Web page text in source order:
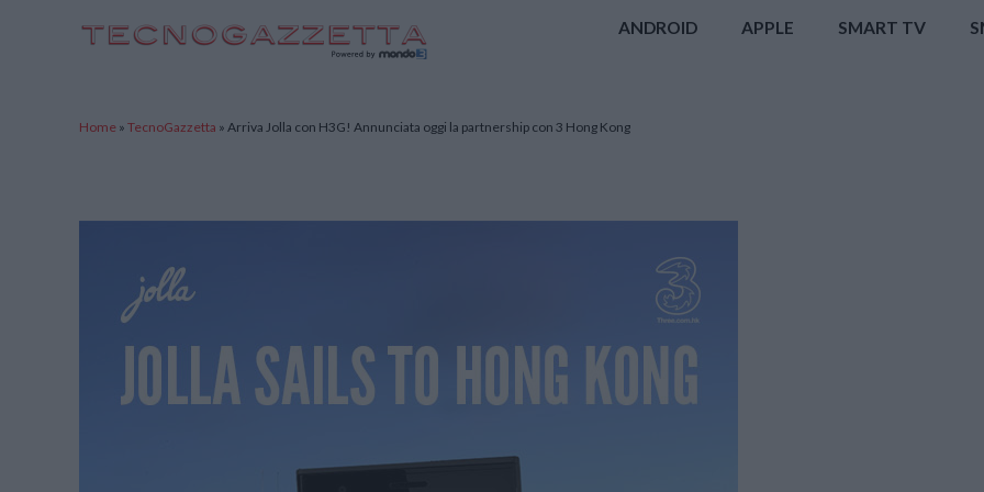
ANDROID APPLE SMART TV
Home » TecnoGazzetta » Arriva Jolla con H3G! Annunciata oggi la partnership con 3 Hong Kong